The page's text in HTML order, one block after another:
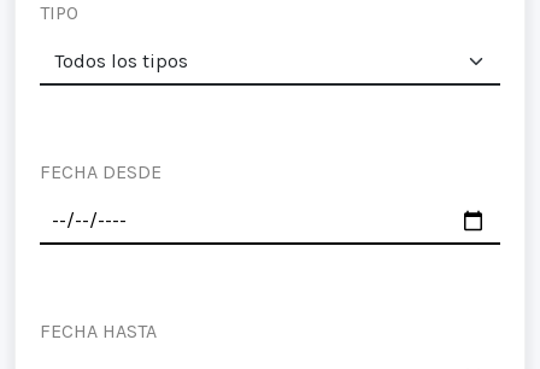
TIPO
FECHA DESDE
FECHA HASTA